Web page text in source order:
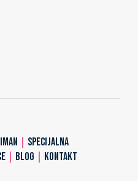
SPECIJALNA
BLOG KONTAKT